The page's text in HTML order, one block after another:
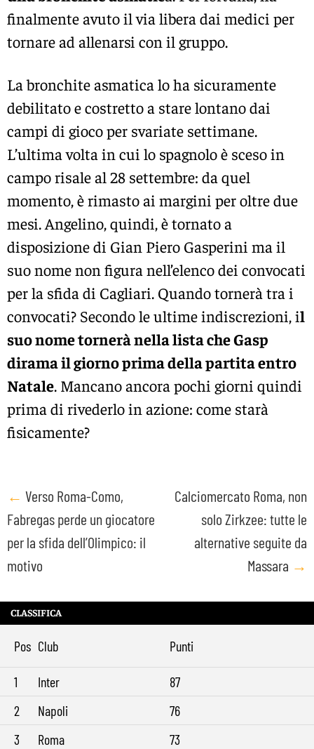
finalmente avuto il via libera dai medici per
tornare ad allenarsi con il gruppo.
La bronchite asmatica lo ha sicuramente
debilitato e costretto a stare lontano dai
campi di gioco per svariate settimane.
L’ultima volta in cui lo spagnolo è sceso in
campo risale al 28 settembre: da quel
momento, è rimasto ai margini per oltre due
mesi. Angelino, quindi, è tornato a
disposizione di Gian Piero Gasperini ma il
suo nome non figura nell’elenco dei convocati
per la sfida di Cagliari. Quando tornerà tra i
convocati? Secondo le ultime indiscrezioni, il
suo nome tornerà nella lista che Gasp
dirama il giorno prima della partita entro
Natale. Mancano ancora pochi giorni quindi
prima di rivederlo in azione: come starà
fisicamente?
Post
navigation
← Verso Roma-Como,
Fabregas perde un giocatore
per la sfida dell’Olimpico: il
motivo
Calciomercato Roma, non
solo Zirkzee: tutte le
alternative seguite da
Massara →
CLASSIFICA
Pos Club Punti
1 Inter
87
2
Napoli
76
3
Roma
73